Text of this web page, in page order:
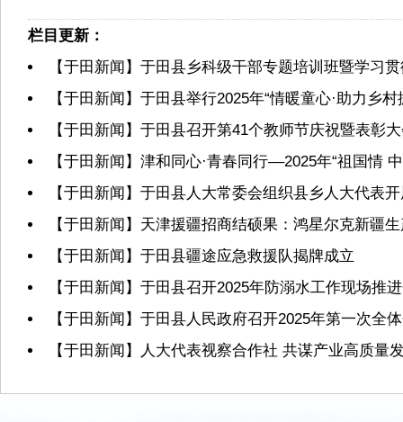
栏目更新：
【于田新闻】于田县乡科级干部专题培训班暨学习
【于田新闻】于田县举行2025年“情暖童心·助力乡
【于田新闻】于田县召开第41个教师节庆祝暨表彰
【于田新闻】津和同心·青春同行––2025年“祖国情
【于田新闻】于田县人大常委会组织县乡人大代表
【于田新闻】天津援疆招商结硕果：鸿星尔克新疆
【于田新闻】于田县疆途应急救援队揭牌成立
【于田新闻】于田县召开2025年防溺水工作现场推
【于田新闻】于田县人民政府召开2025年第一次全
【于田新闻】人大代表视察合作社 共谋产业高质量